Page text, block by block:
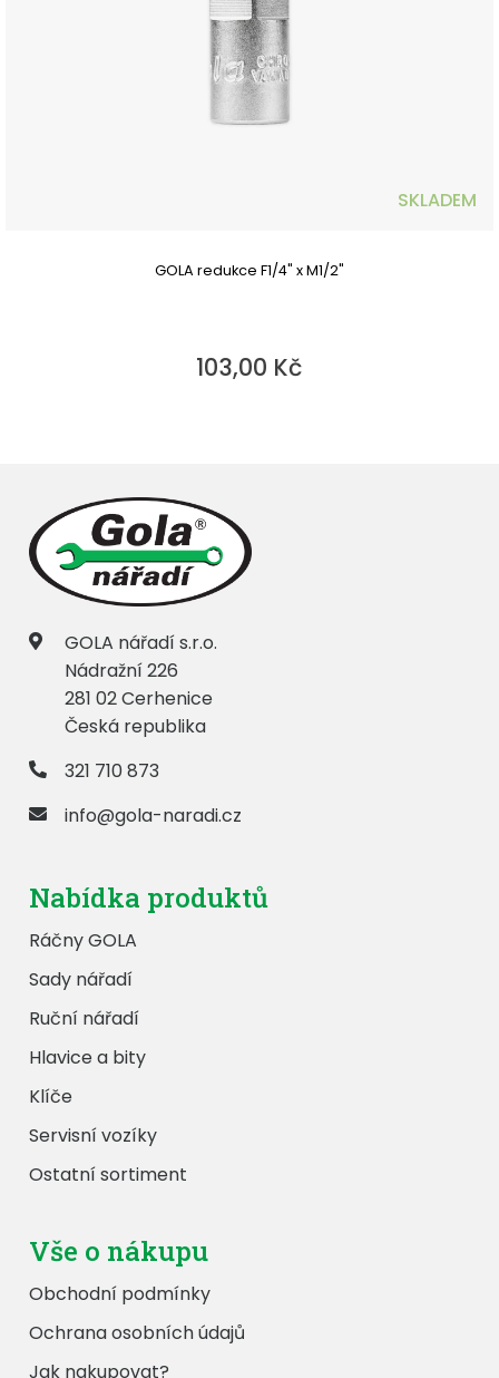
SKLADEM
GOLA redukce F1/4" x M1/2"
103,00 Kč
GOLA nářadí s.r.o.
Nádražní 226
281 02 Cerhenice
Česká republika
321 710 873
info@gola-naradi.cz
Nabídka produktů
Ráčny GOLA
Sady nářadí
Ruční nářadí
Hlavice a bity
Klíče
Servisní vozíky
Ostatní sortiment
Vše o nákupu
Obchodní podmínky
Ochrana osobních údajů
Jak nakupovat?